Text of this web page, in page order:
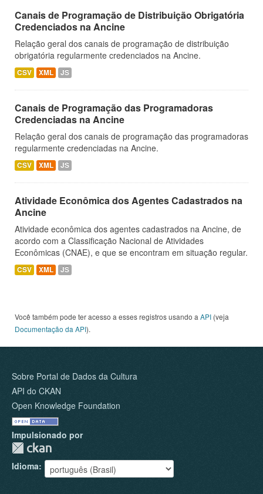
Canais de Programação de Distribuição Obrigatória
Credenciados na Ancine
Relação geral dos canais de programação de distribuição
obrigatória regularmente credenciados na Ancine.
CSV XML JS
Canais de Programação das Programadoras
Credenciadas na Ancine
Relação geral dos canais de programação das programadoras
regularmente credenciadas na Ancine.
CSV XML JS
Atividade Econômica dos Agentes Cadastrados na
Ancine
Atividade econômica dos agentes cadastrados na Ancine, de
acordo com a Classificação Nacional de Atividades
Econômicas (CNAE), e que se encontram em situação regular.
CSV XML JS
Você também pode ter acesso a esses registros usando a API (veja
Documentação da API).
Sobre Portal de Dados da Cultura
API do CKAN
Open Knowledge Foundation
Impulsionado por
Idioma